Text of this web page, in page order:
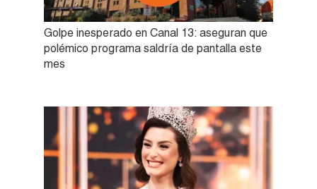
Golpe inesperado en Canal 13: aseguran que
polémico programa saldría de pantalla este
mes